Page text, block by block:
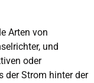
Arten von
und
oder
der Strom hinter der